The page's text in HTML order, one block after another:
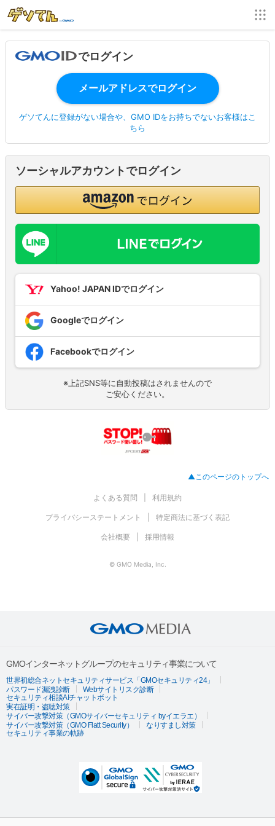
でログイン
ゲソてんに登録がない場合や、GMO IDをお持ちでないお客様はこ
ちら
ソーシャルアカウントでログイン
Yahoo! JAPAN IDでログイン
Googleでログイン
Facebookでログイン
※上記SNS等に自動投稿はされませんので
ご安心ください。
▲このページのトップへ
よくある質問 利用規約
プライバシーステートメント 特定商法に基づく表記
会社概要 採用情報
© GMO Media, Inc.
GMOインターネットグループのセキュリティ事業について
世界初総合ネットセキュリティサービス「GMOセキュリティ24」
パスワード漏洩診断
Webサイトリスク診断
セキュリティ相談AIチャットボット
実在証明・盗聴対策
サイバー攻撃対策（GMOサイバーセキュリティ byイエラエ）
サイバー攻撃対策（GMO Flatt Security）
なりすまし対策
セキュリティ事業の軌跡